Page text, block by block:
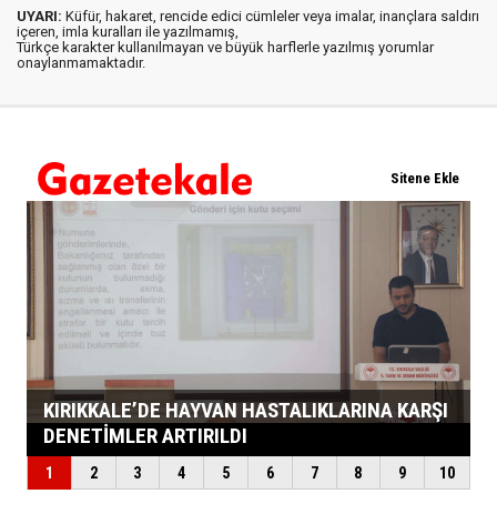
UYARI: Küfür, hakaret, rencide edici cümleler veya imalar, inançlara saldırı
içeren, imla kuralları ile yazılmamış,
Türkçe karakter kullanılmayan ve büyük harflerle yazılmış yorumlar
onaylanmamaktadır.